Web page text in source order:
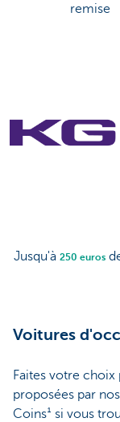
remise
Jusqu'à 250 euros
Voitures
Faites votre
proposées par
Coins¹ si vous